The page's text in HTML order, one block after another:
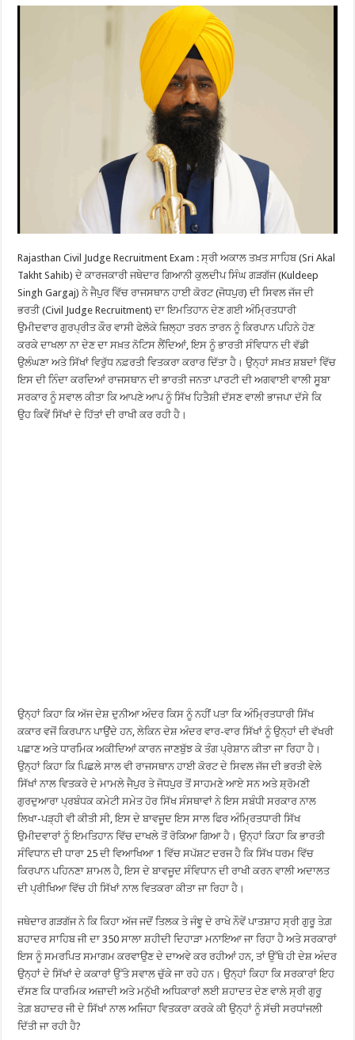
Rajasthan Civil Judge Recruitment Exam : ਸ੍ਰੀ ਅਕਾਲ ਤਖ਼ਤ ਸਾਹਿਬ (Sri Akal
Takht Sahib) ਦੇ ਕਾਰਜਕਾਰੀ ਜਥੇਦਾਰ ਗਿਆਨੀ ਕੁਲਦੀਪ ਸਿੰਘ ਗੜਗੱਜ (Kuldeep
Singh Gargaj) ਨੇ ਜੈਪੁਰ ਵਿੱਚ ਰਾਜਸਥਾਨ ਹਾਈ ਕੋਰਟ (ਜੋਧਪੁਰ) ਦੀ ਸਿਵਲ ਜੱਜ ਦੀ
ਭਰਤੀ (Civil Judge Recruitment) ਦਾ ਇਮਤਿਹਾਨ ਦੇਣ ਗਈ ਅੰਮ੍ਰਿਤਧਾਰੀ
ਉਮੀਦਵਾਰ ਗੁਰਪ੍ਰੀਤ ਕੌਰ ਵਾਸੀ ਫੇਲੋਕੇ ਜ਼ਿਲ੍ਹਾ ਤਰਨ ਤਾਰਨ ਨੂੰ ਕਿਰਪਾਨ ਪਹਿਨੇ ਹੋਣ
ਕਰਕੇ ਦਾਖਲਾ ਨਾ ਦੇਣ ਦਾ ਸਖ਼ਤ ਨੋਟਿਸ ਲੈਂਦਿਆਂ, ਇਸ ਨੂੰ ਭਾਰਤੀ ਸੰਵਿਧਾਨ ਦੀ ਵੱਡੀ
ਉਲੰਘਣਾ ਅਤੇ ਸਿੱਖਾਂ ਵਿਰੁੱਧ ਨਫ਼ਰਤੀ ਵਿਤਕਰਾ ਕਰਾਰ ਦਿੱਤਾ ਹੈ। ਉਨ੍ਹਾਂ ਸਖ਼ਤ ਸ਼ਬਦਾਂ ਵਿੱਚ
ਇਸ ਦੀ ਨਿੰਦਾ ਕਰਦਿਆਂ ਰਾਜਸਥਾਨ ਦੀ ਭਾਰਤੀ ਜਨਤਾ ਪਾਰਟੀ ਦੀ ਅਗਵਾਈ ਵਾਲੀ ਸੂਬਾ
ਸਰਕਾਰ ਨੂੰ ਸਵਾਲ ਕੀਤਾ ਕਿ ਆਪਣੇ ਆਪ ਨੂੰ ਸਿੱਖ ਹਿਤੈਸ਼ੀ ਦੱਸਣ ਵਾਲੀ ਭਾਜਪਾ ਦੱਸੇ ਕਿ
ਉਹ ਕਿਵੇਂ ਸਿੱਖਾਂ ਦੇ ਹਿੱਤਾਂ ਦੀ ਰਾਖੀ ਕਰ ਰਹੀ ਹੈ।
ਉਨ੍ਹਾਂ ਕਿਹਾ ਕਿ ਅੱਜ ਦੇਸ਼ ਦੁਨੀਆ ਅੰਦਰ ਕਿਸ ਨੂੰ ਨਹੀਂ ਪਤਾ ਕਿ ਅੰਮ੍ਰਿਤਧਾਰੀ ਸਿੱਖ
ਕਕਾਰ ਵਜੋਂ ਕਿਰਪਾਨ ਪਾਉਂਦੇ ਹਨ, ਲੇਕਿਨ ਦੇਸ਼ ਅੰਦਰ ਵਾਰ-ਵਾਰ ਸਿੱਖਾਂ ਨੂੰ ਉਨ੍ਹਾਂ ਦੀ ਵੱਖਰੀ
ਪਛਾਣ ਅਤੇ ਧਾਰਮਿਕ ਅਕੀਦਿਆਂ ਕਾਰਨ ਜਾਣਬੁੱਝ ਕੇ ਤੰਗ ਪ੍ਰੇਸ਼ਾਨ ਕੀਤਾ ਜਾ ਰਿਹਾ ਹੈ।
ਉਨ੍ਹਾਂ ਕਿਹਾ ਕਿ ਪਿਛਲੇ ਸਾਲ ਵੀ ਰਾਜਸਥਾਨ ਹਾਈ ਕੋਰਟ ਦੇ ਸਿਵਲ ਜੱਜ ਦੀ ਭਰਤੀ ਵੇਲੇ
ਸਿੱਖਾਂ ਨਾਲ ਵਿਤਕਰੇ ਦੇ ਮਾਮਲੇ ਜੈਪੁਰ ਤੇ ਜੋਧਪੁਰ ਤੋਂ ਸਾਹਮਣੇ ਆਏ ਸਨ ਅਤੇ ਸ਼੍ਰੋਮਣੀ
ਗੁਰਦੁਆਰਾ ਪ੍ਰਬੰਧਕ ਕਮੇਟੀ ਸਮੇਤ ਹੋਰ ਸਿੱਖ ਸੰਸਥਾਵਾਂ ਨੇ ਇਸ ਸਬੰਧੀ ਸਰਕਾਰ ਨਾਲ
ਲਿਖਾ-ਪੜ੍ਹੀ ਵੀ ਕੀਤੀ ਸੀ, ਇਸ ਦੇ ਬਾਵਜੂਦ ਇਸ ਸਾਲ ਫਿਰ ਅੰਮ੍ਰਿਤਧਾਰੀ ਸਿੱਖ
ਉਮੀਦਵਾਰਾਂ ਨੂੰ ਇਮਤਿਹਾਨ ਵਿੱਚ ਦਾਖਲੇ ਤੋਂ ਰੋਕਿਆ ਗਿਆ ਹੈ। ਉਨ੍ਹਾਂ ਕਿਹਾ ਕਿ ਭਾਰਤੀ
ਸੰਵਿਧਾਨ ਦੀ ਧਾਰਾ 25 ਦੀ ਵਿਆਖਿਆ 1 ਵਿੱਚ ਸਪੱਸ਼ਟ ਦਰਜ ਹੈ ਕਿ ਸਿੱਖ ਧਰਮ ਵਿੱਚ
ਕਿਰਪਾਨ ਪਹਿਨਣਾ ਸ਼ਾਮਲ ਹੈ, ਇਸ ਦੇ ਬਾਵਜੂਦ ਸੰਵਿਧਾਨ ਦੀ ਰਾਖੀ ਕਰਨ ਵਾਲੀ ਅਦਾਲਤ
ਦੀ ਪ੍ਰੀਖਿਆ ਵਿੱਚ ਹੀ ਸਿੱਖਾਂ ਨਾਲ ਵਿਤਕਰਾ ਕੀਤਾ ਜਾ ਰਿਹਾ ਹੈ।
ਜਥੇਦਾਰ ਗੜਗੱਜ ਨੇ ਕਿ ਕਿਹਾ ਅੱਜ ਜਦੋਂ ਤਿਲਕ ਤੇ ਜੰਞੂ ਦੇ ਰਾਖੇ ਨੌਵੇਂ ਪਾਤਸ਼ਾਹ ਸ੍ਰੀ ਗੁਰੂ ਤੇਗ਼
ਬਹਾਦਰ ਸਾਹਿਬ ਜੀ ਦਾ 350 ਸਾਲਾ ਸ਼ਹੀਦੀ ਦਿਹਾੜਾ ਮਨਾਇਆ ਜਾ ਰਿਹਾ ਹੈ ਅਤੇ ਸਰਕਾਰਾਂ
ਇਸ ਨੂੰ ਸਮਰਪਿਤ ਸਮਾਗਮ ਕਰਵਾਉਣ ਦੇ ਦਾਅਵੇ ਕਰ ਰਹੀਆਂ ਹਨ, ਤਾਂ ਉੱਥੇ ਹੀ ਦੇਸ਼ ਅੰਦਰ
ਉਨ੍ਹਾਂ ਦੇ ਸਿੱਖਾਂ ਦੇ ਕਕਾਰਾਂ ਉੱਤੇ ਸਵਾਲ ਚੁੱਕੇ ਜਾ ਰਹੇ ਹਨ। ਉਨ੍ਹਾਂ ਕਿਹਾ ਕਿ ਸਰਕਾਰਾਂ ਇਹ
ਦੱਸਣ ਕਿ ਧਾਰਮਿਕ ਅਜ਼ਾਦੀ ਅਤੇ ਮਨੁੱਖੀ ਅਧਿਕਾਰਾਂ ਲਈ ਸ਼ਹਾਦਤ ਦੇਣ ਵਾਲੇ ਸ੍ਰੀ ਗੁਰੂ
ਤੇਗ਼ ਬਹਾਦਰ ਜੀ ਦੇ ਸਿੱਖਾਂ ਨਾਲ ਅਜਿਹਾ ਵਿਤਕਰਾ ਕਰਕੇ ਕੀ ਉਨ੍ਹਾਂ ਨੂੰ ਸੱਚੀ ਸਰਧਾਂਜਲੀ
ਦਿੱਤੀ ਜਾ ਰਹੀ ਹੈ?